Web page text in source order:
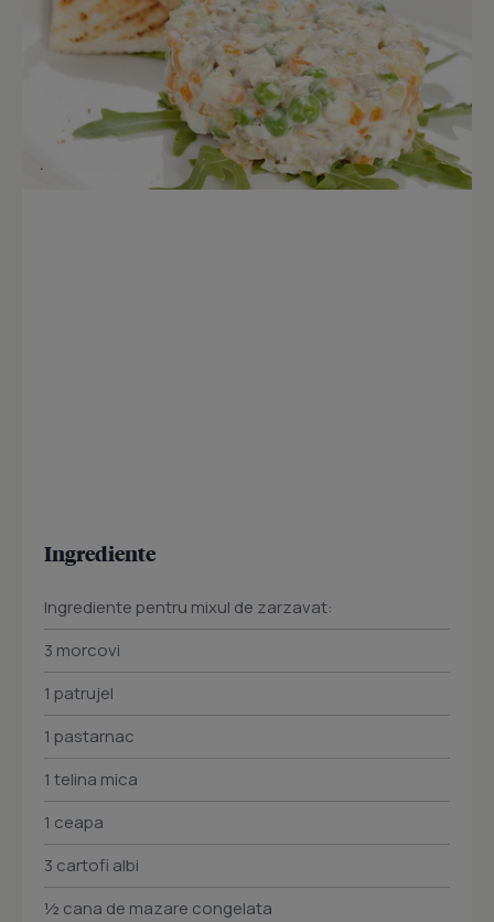
Ingrediente
Ingrediente pentru mixul de zarzavat:
3 morcovi
1 patrujel
1 pastarnac
1 telina mica
1 ceapa
3 cartofi albi
½ cana de mazare congelata